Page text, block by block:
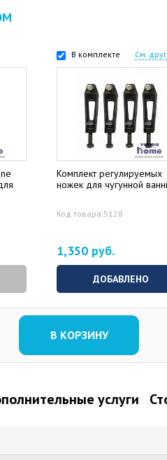
В комплекте См.
Комплект регулируемых
ножек для чугунной
Код товара:5128
1,350 руб.
ДОБАВЛЕНО
В КОРЗИНУ
услуги